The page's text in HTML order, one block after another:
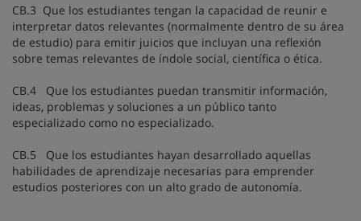
CB.3 Que los estudiantes tengan la capacidad de reunir e
interpretar datos relevantes (normalmente dentro de su área
de estudio) para emitir juicios que incluyan una reflexión
sobre temas relevantes de índole social, científica o ética.
CB.4 Que los estudiantes puedan transmitir información,
ideas, problemas y soluciones a un público tanto
especializado como no especializado.
CB.5 Que los estudiantes hayan desarrollado aquellas
habilidades de aprendizaje necesarias para emprender
estudios posteriores con un alto grado de autonomía.